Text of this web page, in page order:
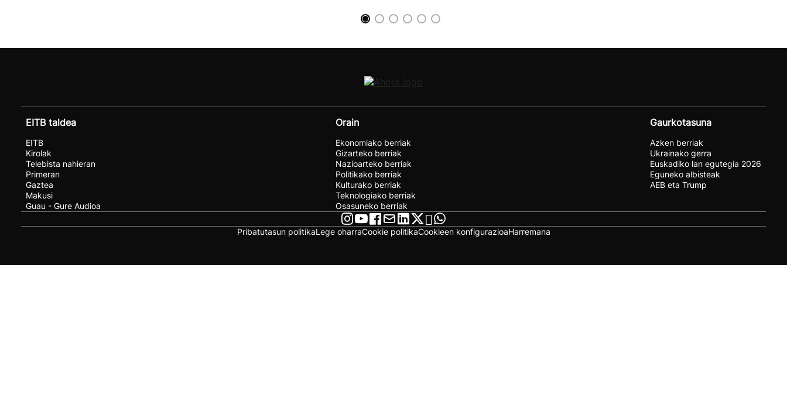
EITB taldea
EITB
Kirolak
Telebista nahieran
Primeran
Gaztea
Makusi
Guau - Gure Audioa
Orain
Ekonomiako berriak
Gizarteko berriak
Nazioarteko berriak
Politikako berriak
Kulturako berriak
Teknologiako berriak
Osasuneko berriak
Gaurkotasuna
Azken berriak
Ukrainako gerra
Euskadiko lan egutegia 2026
Eguneko albisteak
AEB eta Trump
Pribatutasun politikaLege oharraCookie politikaCookieen konfigurazioaHarremana